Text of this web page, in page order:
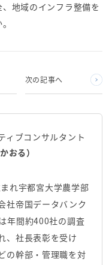
地域のインフラ整備を
次の記事へ
ィブコンサルタント
る）
れ宇都宮大学農学部
社帝国データバンク
年間約400社の調査
、社長表彰を受け
の幹部・管理職を対